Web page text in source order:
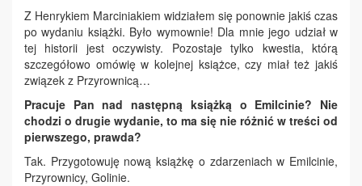
Z Henrykiem Marciniakiem widziałem się ponownie jakiś czas
po wydaniu książki. Było wymownie! Dla mnie jego udział w
tej historii jest oczywisty. Pozostaje tylko kwestia, którą
szczegółowo omówię w kolejnej książce, czy miał też jakiś
związek z Przyrownicą…
Pracuje Pan nad następną książką o Emilcinie? Nie
chodzi o drugie wydanie, to ma się nie różnić w treści od
pierwszego, prawda?
Tak. Przygotowuję nową książkę o zdarzeniach w Emilcinie,
Przyrownicy, Golinie.